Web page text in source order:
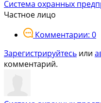
Система охранных
Частное лицо
Комментарии: 0
Зарегистрируйтесь или
комментарий.